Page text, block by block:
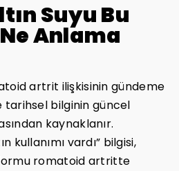
Suyu Bu
Anlama
artrit ilişkisinin gündeme
tarihsel bilginin güncel
kaynaklanır.
kullanımı vardı” bilgisi,
romatoid artritte